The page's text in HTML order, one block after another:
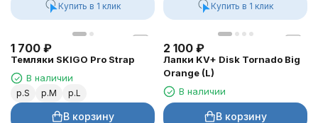
Купить в 1 клик Купить в 1 клик
1 700 ₽
Темляки SKIGO Pro Strap
В наличии
р.S р.M р.L
В корзину
2 100 ₽
Лапки KV+ Disk Tornado Big
Orange (L)
В наличии
В корзину